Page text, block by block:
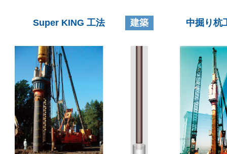
Super KING 工法 建築 中掘り